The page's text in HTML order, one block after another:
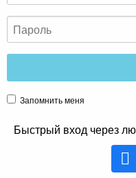
Запомнить меня
Быстрый вход через